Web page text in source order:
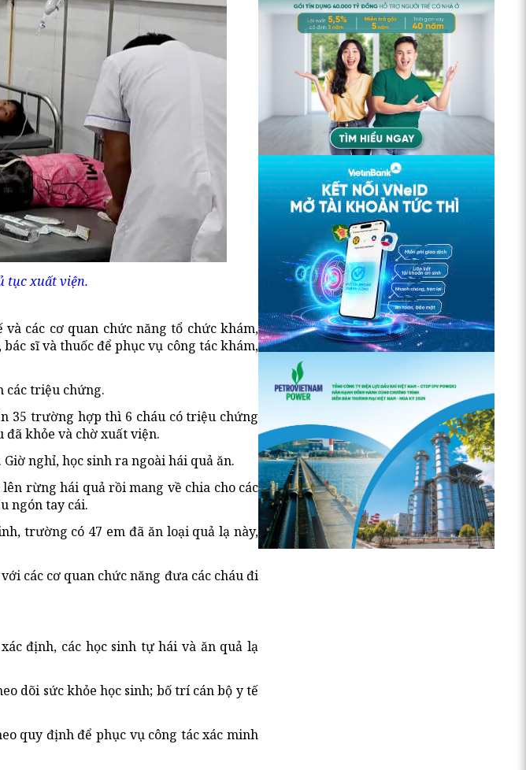
tục xuất viện.
các cơ quan chức năng tổ chức khám,
sĩ và thuốc để phục vụ công tác khám,
các triệu chứng.
35 trường hợp thì 6 cháu có triệu chứng
đã khỏe và chờ xuất viện.
nghỉ, học sinh ra ngoài hái quả ăn.
rừng hái quả rồi mang về chia cho các
ngón tay cái.
trường có 47 em đã ăn loại quả lạ này,
các cơ quan chức năng đưa các cháu đi
định, các học sinh tự hái và ăn quả lạ
dõi sức khỏe học sinh; bố trí cán bộ y tế
quy định để phục vụ công tác xác minh